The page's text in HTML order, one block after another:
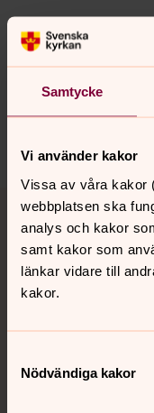
Samtycke
Vi använder kakor
Vissa av våra kakor
webbplatsen ska
analys och kakor
samt kakor som
länkar vidare till
kakor.
Nödvändiga kakor
Senast ändrad 21 maj
Synpunkter
Tillbaka till toppen
Tillbaka till innehållet
Kontakt